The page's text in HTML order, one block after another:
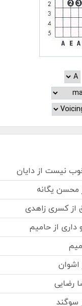
نیست از دایان
محسن یگانه
از کسری زاهدی
از حامیم
اشوان
رضایی
سوگند